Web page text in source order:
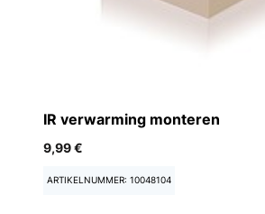
IR verwarming monteren
9,99 €
ARTIKELNUMMER: 10048104